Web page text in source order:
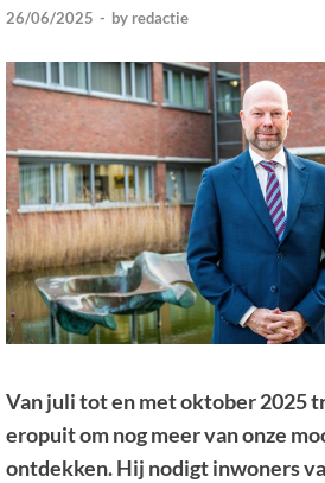
26/06/2025 - by redactie
Van juli tot en met oktober 2025
eropuit om nog meer van onze
ontdekken. Hij nodigt inwoners